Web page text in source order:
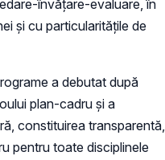
învățare-evaluare, în
și cu particularitățile de
a debutat după
plan-cadru și a
constituirea transparentă,
pentru toate disciplinele